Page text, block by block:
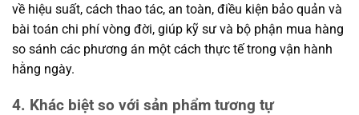
về hiệu suất, cách thao tác, an toàn, điều kiện bảo quản và
bài toán chi phí vòng đời, giúp kỹ sư và bộ phận mua hàng
so sánh các phương án một cách thực tế trong vận hành
hằng ngày.
4. Khác biệt so với sản phẩm tương tự